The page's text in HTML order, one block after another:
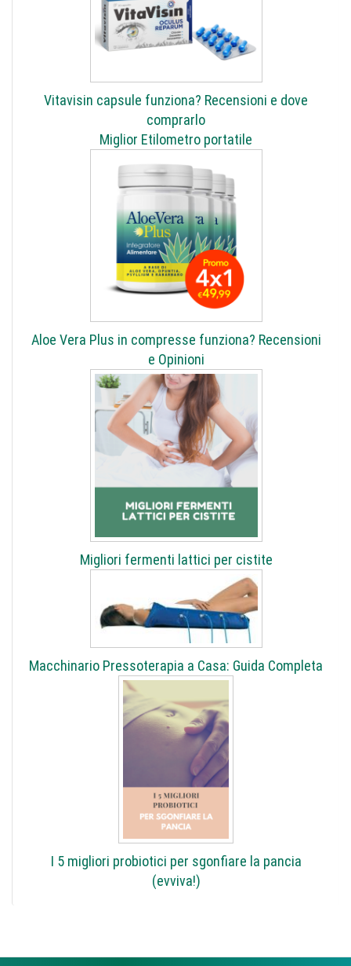
Vitavisin capsule funziona? Recensioni e dove
comprarlo
Miglior Etilometro portatile
Aloe Vera Plus in compresse funziona? Recensioni
e Opinioni
Migliori fermenti lattici per cistite
Macchinario Pressoterapia a Casa: Guida Completa
I 5 migliori probiotici per sgonfiare la pancia
(evviva!)